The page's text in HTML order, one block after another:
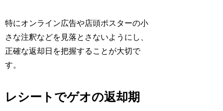
特にオンライン広告や店頭ポスターの小
さな注釈などを見落とさないようにし、
正確な返却日を把握することが大切で
す。
レシートでゲオの返却期